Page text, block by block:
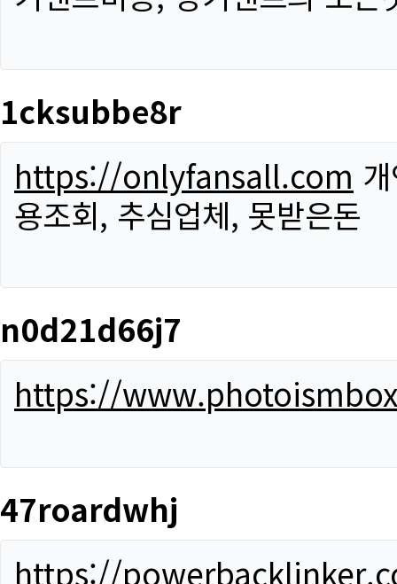
1cksubbe8r
https://onlyfansall.com
용조회, 추심업체, 못받은돈
n0d21d66j7
https://
47roardwhj
https://